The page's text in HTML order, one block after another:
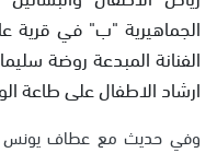
الجماهيرية "ب" في
الفنانة المبدعة روضة
ارشاد الاطفال على طاعة
وفي حديث مع عطاف يونس